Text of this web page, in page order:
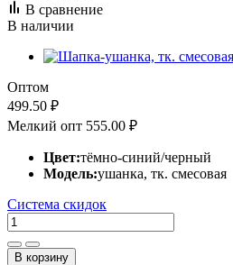
В сравнение
В наличии
Оптом
499.50 ₽
Мелкий опт 555.00 ₽
Цвет:тёмно-синий/черный
Модель:ушанка, тк. смесовая
Система скидок
В корзину